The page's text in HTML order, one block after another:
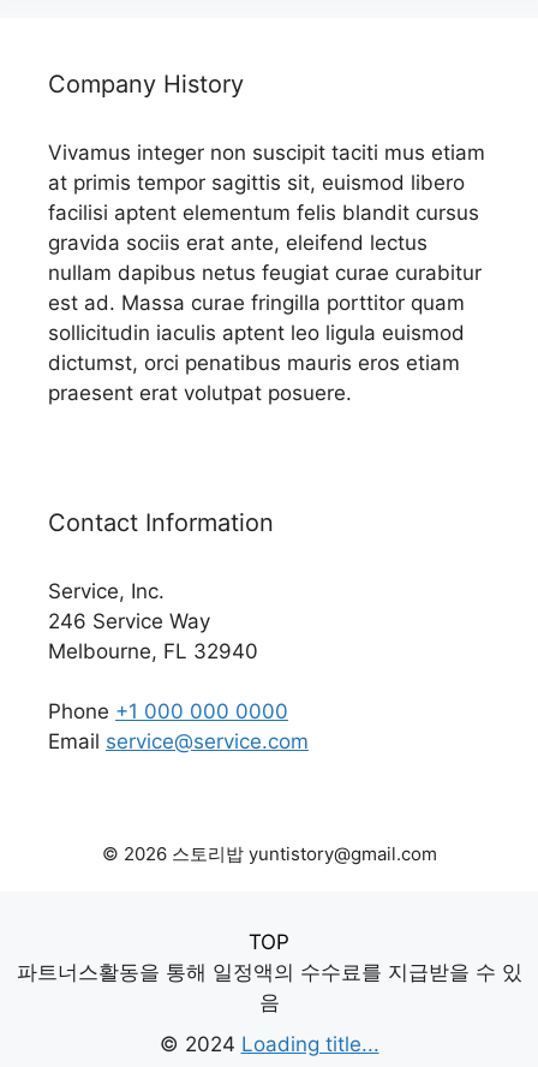
Company History
Vivamus integer non suscipit taciti mus etiam
at primis tempor sagittis sit, euismod libero
facilisi aptent elementum felis blandit cursus
gravida sociis erat ante, eleifend lectus
nullam dapibus netus feugiat curae curabitur
est ad. Massa curae fringilla porttitor quam
sollicitudin iaculis aptent leo ligula euismod
dictumst, orci penatibus mauris eros etiam
praesent erat volutpat posuere.
Contact Information
Service, Inc.
246 Service Way
Melbourne, FL 32940
Phone +1 000 000 0000
Email service@service.com
© 2026 스토리밥 yuntistory@gmail.com
TOP
파트너스활동을 통해 일정액의 수수료를 지급받을 수 있
음
© 2024 Loading title...